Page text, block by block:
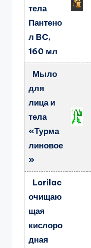
тела
Пантено
л BC,
160 мл
Мыло
для
лица и
тела
«Турма
линовое
»
Lorilac
очищаю
щая
кислоро
дная